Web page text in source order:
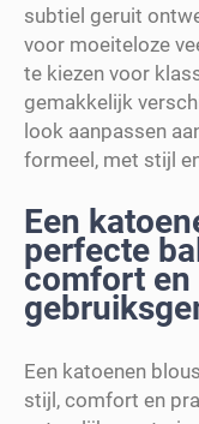
subtiel geruit
voor moeiteloze
te kiezen voor
gemakkelijk
look aanpassen
formeel, met stijl
Een
perfecte
comfort
Een katoenen
stijl, comfort en